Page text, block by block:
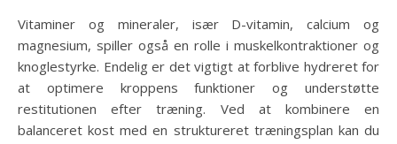
Vitaminer og mineraler, især D-vitamin, calcium og
magnesium, spiller også en rolle i muskelkontraktioner og
knoglestyrke. Endelig er det vigtigt at forblive hydreret for
at optimere kroppens funktioner og understøtte
restitutionen efter træning. Ved at kombinere en
balanceret kost med en struktureret træningsplan kan du